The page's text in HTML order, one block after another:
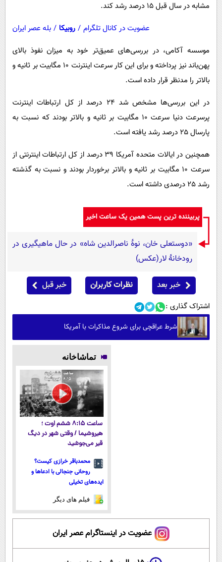
فرهنگی
بین الملل
حیات وحش
سیاست خارجی
مشابه در سال قبل 15 درصد رشد کند.
عضویت در کانال تلگرام / روبیکا / بله عصر ایران
موسسه آکامی، در بررسی‌های عمیق‌تر خود به میزان نفوذ بالای
پهن‌باند نیز پرداخته و برای این کار سرعت اینترنت 10 مگابیت بر ثانیه و
بالاتر را مدنظر قرار داده است.
در این بررسی‌ها مشخص شد 24 درصد از کل ارتباطات اینترنت
پرسرعت دنیا سرعت 10 مگابیت بر ثانیه و بالاتر بودند که نسبت به
پارسال 25 درصد رشد یافته است.
همچنین در ایالات متحده آمریکا 39 درصد از کل ارتباطات اینترنتی از
سرعت 10 مگابیت بر ثانیه و بالاتر برخوردار بودند و نسبت به گذشته
رشد 25 درصدی داشته است.
پربیننده ترین پست همین یک ساعت اخیر
«دوستعلی خان، نوۀ ناصرالدین شاه» در حال ماهیگیری در
رودخانۀ لار(عکس)
خبر بعد نظرات کاربران خبر قبل
اشتراک گذاری :
شرط عراقچی برای شروع مذاکرات با آمریکا
تماشاخانه
ساعت ۸:۱۵ ششم اوت ؛
هیروشیما / وقتی شهر در دیگ
قیر می‌جوشید
محمدباقر خرازی کیست؟
روحانی جنجالی با ادعاها و
ایده‌های تخیلی
فیلم های دیگر
عضویت در اینستاگرام عصر ایران